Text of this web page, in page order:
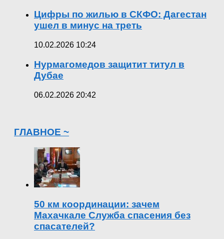
Цифры по жилью в СКФО: Дагестан
ушел в минус на треть
10.02.2026 10:24
Нурмагомедов защитит титул в
Дубае
06.02.2026 20:42
ГЛАВНОЕ ~
50 км координации: зачем
Махачкале Служба спасения без
спасателей?